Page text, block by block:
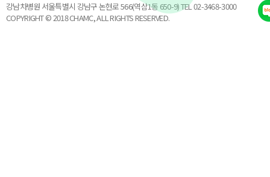
강남차병원 서울특별시 강남구 논현로 566(역삼1동 650-9) TEL 02-3468-3000
COPYRIGHT © 2018 CHAMC, ALL RIGHTS RESERVED.